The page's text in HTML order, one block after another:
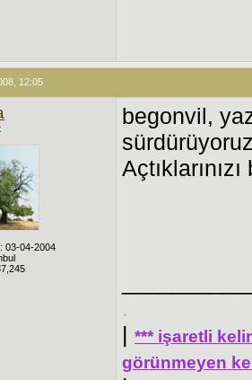
12:05
03-04-2004
begonvil,
.
| *** işaretli
görünmeyen